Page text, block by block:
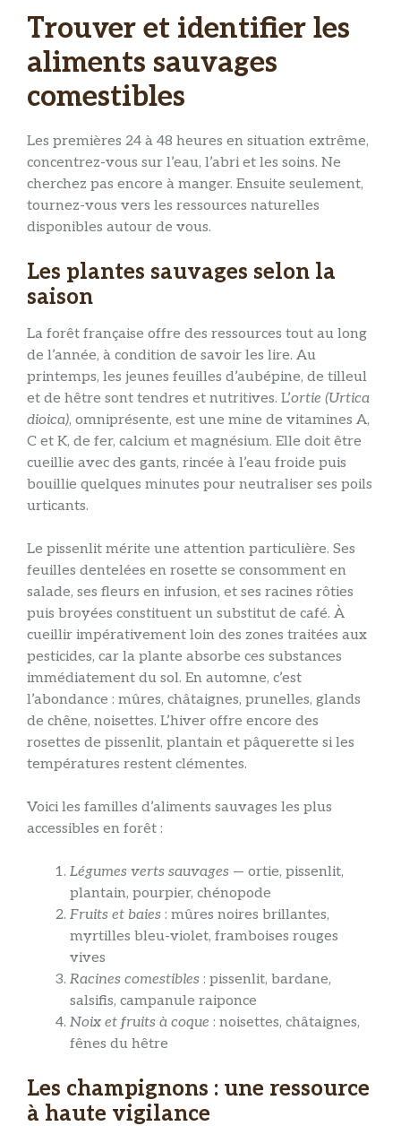
Trouver et identifier les
aliments sauvages
comestibles
Les premières 24 à 48 heures en situation extrême,
concentrez-vous sur l’eau, l’abri et les soins. Ne
cherchez pas encore à manger. Ensuite seulement,
tournez-vous vers les ressources naturelles
disponibles autour de vous.
Les plantes sauvages selon la
saison
La forêt française offre des ressources tout au long
de l’année, à condition de savoir les lire. Au
printemps, les jeunes feuilles d’aubépine, de tilleul
et de hêtre sont tendres et nutritives. L’ortie (Urtica
dioica), omniprésente, est une mine de vitamines A,
C et K, de fer, calcium et magnésium. Elle doit être
cueillie avec des gants, rincée à l’eau froide puis
bouillie quelques minutes pour neutraliser ses poils
urticants.
Le pissenlit mérite une attention particulière. Ses
feuilles dentelées en rosette se consomment en
salade, ses fleurs en infusion, et ses racines rôties
puis broyées constituent un substitut de café. À
cueillir impérativement loin des zones traitées aux
pesticides, car la plante absorbe ces substances
immédiatement du sol. En automne, c’est
l’abondance : mûres, châtaignes, prunelles, glands
de chêne, noisettes. L’hiver offre encore des
rosettes de pissenlit, plantain et pâquerette si les
températures restent clémentes.
Voici les familles d’aliments sauvages les plus
accessibles en forêt :
Légumes verts sauvages — ortie, pissenlit,
plantain, pourpier, chénopode
Fruits et baies : mûres noires brillantes,
myrtilles bleu-violet, framboises rouges
vives
Racines comestibles : pissenlit, bardane,
salsifis, campanule raiponce
Noix et fruits à coque : noisettes, châtaignes,
fênes du hêtre
Les champignons : une ressource
à haute vigilance